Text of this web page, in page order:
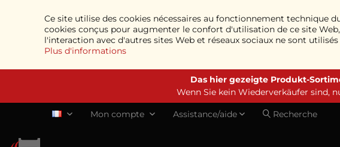
Ce site utilise des cookies nécessaires au fonctionnement technique
cookies conçus pour augmenter le confort d'utilisation de ce site
l'interaction avec d'autres sites Web et réseaux sociaux ne sont
Plus d'informations
Das hier gezeigte Produkt-
Wenn Sie kein Wiederverkäufer sind,
Mon compte Assistance/aide Recherche